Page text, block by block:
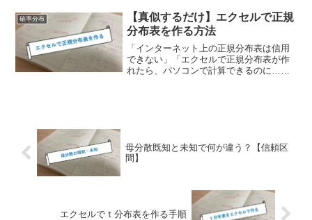
常生活でも使うので、知っている方も多
いと思いますが、なんとなく...
確率分布
【真似するだけ】エクセルで正規
分布表を作る方法
「インターネット上の正規分布表は信用
できない」「エクセルで正規分布表が作
れたら、パソコンで計算できるのに…」
母分散既知と未知で何が違う？【信頼区
間】
エクセルでｔ分布表を作る手順